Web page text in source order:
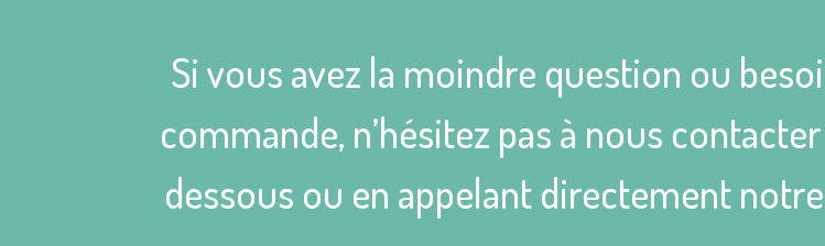
Si vous avez la moindre question ou
commande, n’hésitez pas à nous
dessous ou en appelant directement